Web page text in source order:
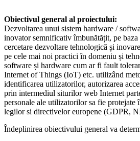
Obiectivul general al proiectului:
Dezvoltarea unui sistem hardware /
inovator semnificativ îmbunătățit, pe
cercetare dezvoltare tehnologică și
pe cele mai noi practici în domeniu și
software și hardware cum ar fi fault
Internet of Things (IoT) etc. utilizând
identificarea utilizatorilor, autorizarea
prin intermediul siturilor web Internet
personale ale utilizatorilor sa fie protejate
legilor si directivelor europene (GDPR,
Îndeplinirea obiectivului general va